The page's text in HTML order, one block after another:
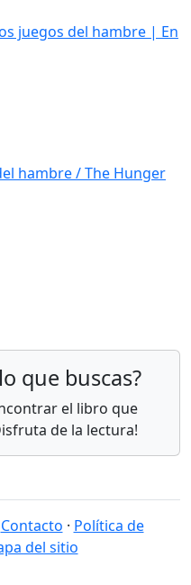
juegos del hambre | En
hambre / The Hunger
que buscas?
el libro que
de la lectura!
Contacto · Política de
del sitio